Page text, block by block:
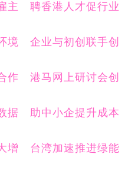
主 聘香港人才促行业
境 企业与初创联手创
作 港马网上研讨会创
据 助中小企提升成本
增 台湾加速推进绿能